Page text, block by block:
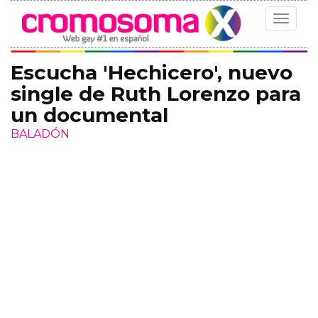
Toggle
Escucha 'Hechicero', nuevo
single de Ruth Lorenzo para
un documental
BALADÓN